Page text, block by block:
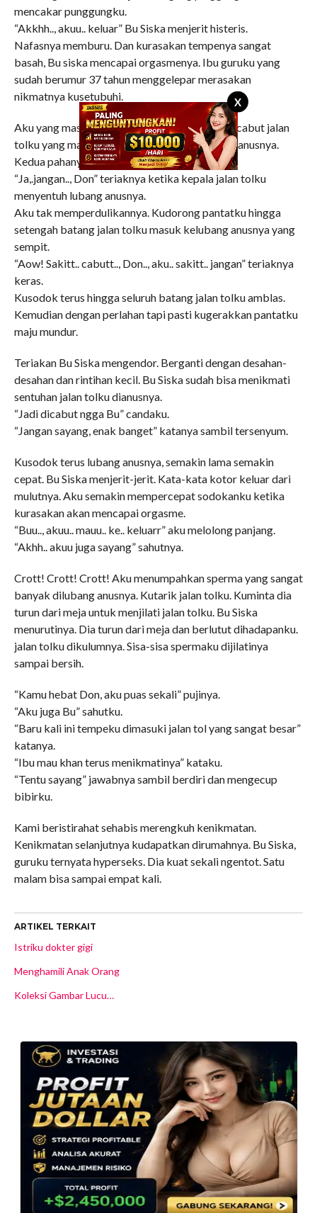
X
mencakar punggungku.
“Akkhh.., akuu.. keluar” Bu Siska menjerit histeris.
Nafasnya memburu. Dan kurasakan tempenya sangat
basah, Bu siska mencapai orgasmenya. Ibu guruku yang
sudah berumur 37 tahun menggelepar merasakan
nikmatnya kusetubuhi.
Aku yang masih belum keluar, tak mau rugi. Kucabut jalan
tolku yang masih tegang. Kuarahkan kelubang anusnya.
Kedua pahanya kupegang erat.
“Ja,.jangan.., Don” teriaknya ketika kepala jalan tolku
menyentuh lubang anusnya.
Aku tak memperdulikannya. Kudorong pantatku hingga
setengah batang jalan tolku masuk kelubang anusnya yang
sempit.
“Aow! Sakitt.. cabutt.., Don.., aku.. sakitt.. jangan” teriaknya
keras.
Kusodok terus hingga seluruh batang jalan tolku amblas.
Kemudian dengan perlahan tapi pasti kugerakkan pantatku
maju mundur.
Teriakan Bu Siska mengendor. Berganti dengan desahan-
desahan dan rintihan kecil. Bu Siska sudah bisa menikmati
sentuhan jalan tolku dianusnya.
“Jadi dicabut ngga Bu” candaku.
“Jangan sayang, enak banget” katanya sambil tersenyum.
Kusodok terus lubang anusnya, semakin lama semakin
cepat. Bu Siska menjerit-jerit. Kata-kata kotor keluar dari
mulutnya. Aku semakin mempercepat sodokanku ketika
kurasakan akan mencapai orgasme.
“Buu.., akuu.. mauu.. ke.. keluarr” aku melolong panjang.
“Akhh.. akuu juga sayang” sahutnya.
Crott! Crott! Crott! Aku menumpahkan sperma yang sangat
banyak dilubang anusnya. Kutarik jalan tolku. Kuminta dia
turun dari meja untuk menjilati jalan tolku. Bu Siska
menurutinya. Dia turun dari meja dan berlutut dihadapanku.
jalan tolku dikulumnya. Sisa-sisa spermaku dijilatinya
sampai bersih.
“Kamu hebat Don, aku puas sekali” pujinya.
“Aku juga Bu” sahutku.
“Baru kali ini tempeku dimasuki jalan tol yang sangat besar”
katanya.
“Ibu mau khan terus menikmatinya” kataku.
“Tentu sayang” jawabnya sambil berdiri dan mengecup
bibirku.
Kami beristirahat sehabis merengkuh kenikmatan.
Kenikmatan selanjutnya kudapatkan dirumahnya. Bu Siska,
guruku ternyata hyperseks. Dia kuat sekali ngentot. Satu
malam bisa sampai empat kali.
ARTIKEL TERKAIT
Istriku dokter gigi
Menghamili Anak Orang
Koleksi Gambar Lucu…